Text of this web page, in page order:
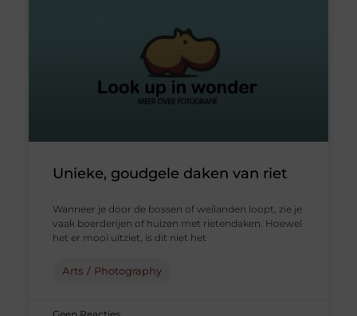
Unieke, goudgele daken van riet
Wanneer je door de bossen of weilanden loopt, zie je
vaak boerderijen of huizen met rietendaken. Hoewel
het er mooi uitziet, is dit niet het
Arts / Photography